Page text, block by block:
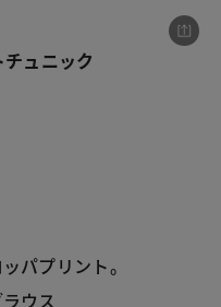
ュニック
パプリント。
ウス
メール